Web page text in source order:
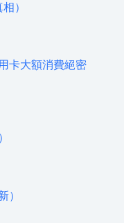
）
卡大額消費絕密
）